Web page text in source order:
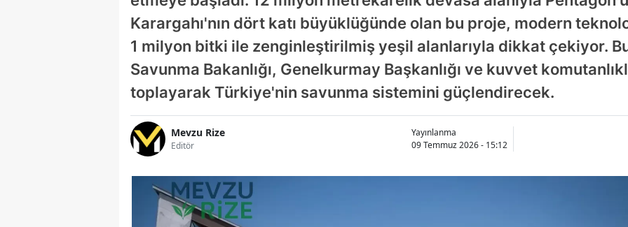
Karargahı'nın dört katı büyüklüğünde olan bu proje, modern
1 milyon bitki ile zenginleştirilmiş yeşil alanlarıyla dikkat çekiyor.
Savunma Bakanlığı, Genelkurmay Başkanlığı ve kuvvet
toplayarak Türkiye'nin savunma sistemini güçlendirecek.
Mevzu Rize
Editör
Yayınlanma
09 Temmuz 2026 - 15:12